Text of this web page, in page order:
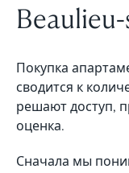
Покупка
сводится к
решают доступ,
оценка.
Сначала мы